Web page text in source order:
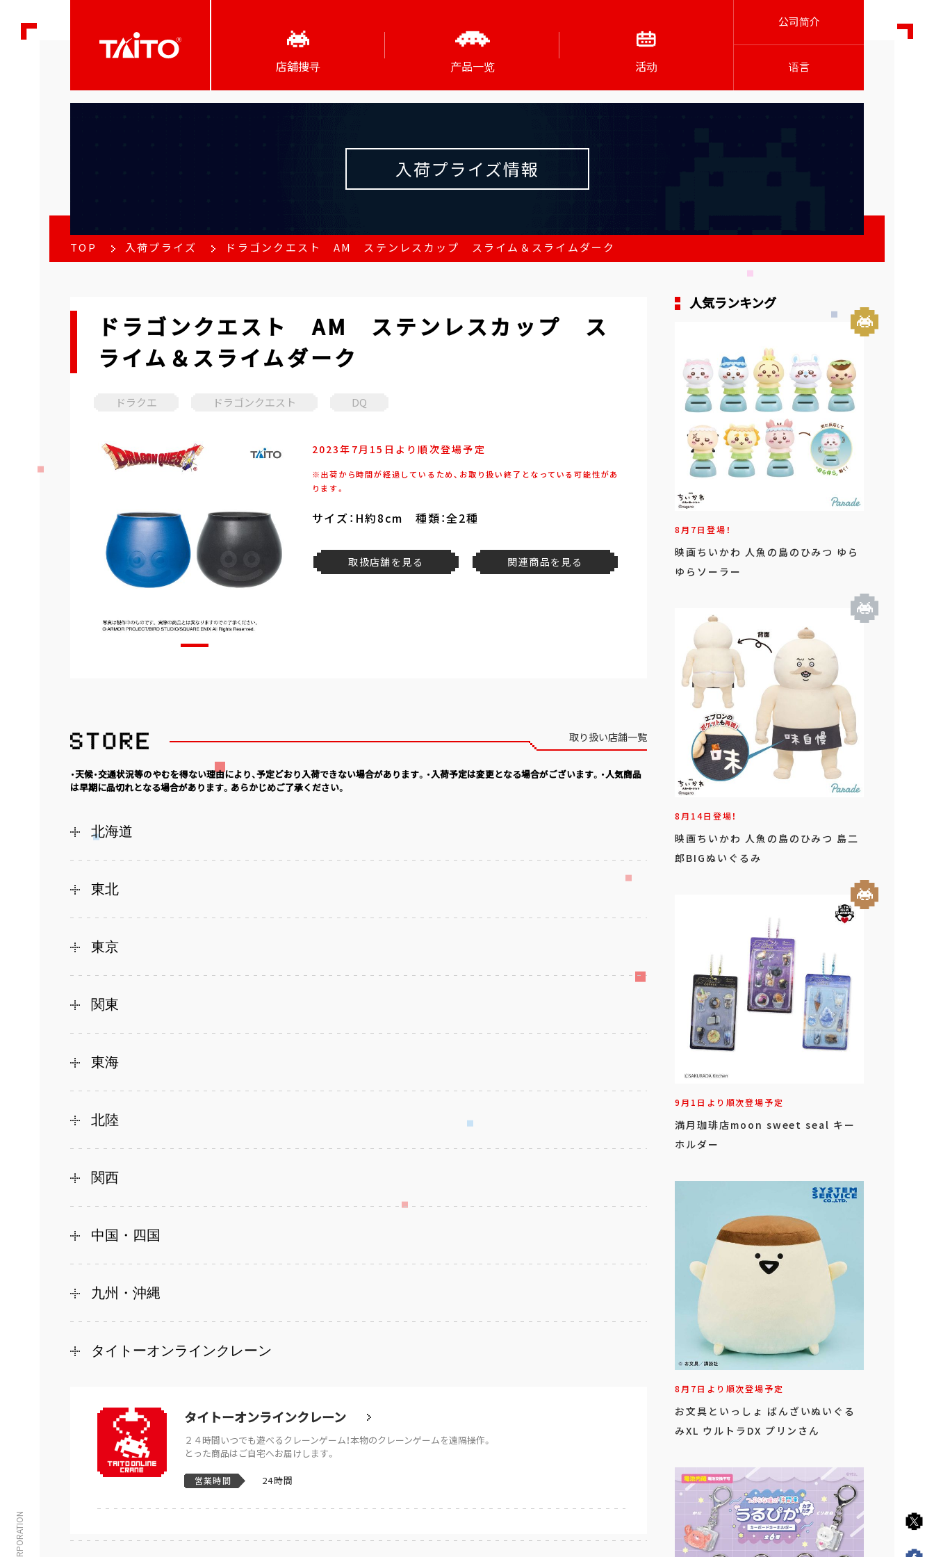
店舖搜寻 产品一览 活动
公司简介
语言
入荷プライズ情報
TOP 入荷プライズ ドラゴンクエスト AM ステンレスカップ スライム＆スライムダーク
ドラゴンクエスト AM ステンレスカップ ス
ライム＆スライムダーク
ドラクエ ドラゴンクエスト DQ
2023年7月15日より順次登場予定
※出荷から時間が経過しているため、お取り扱い終了となっている可能性があ
ります。
サイズ：H約8cm 種類：全2種
取扱店舗を見る 関連商品を見る
取り扱い店舗一覧
・天候・交通状況等のやむを得ない理由により、予定どおり入荷できない場合があります。・入荷予定は変更となる場合がございます。・人気商品
は早期に品切れとなる場合があります。あらかじめご了承ください。
北海道
東北
東京
関東
東海
北陸
関西
中国・四国
九州・沖縄
タイトーオンラインクレーン
タイトーオンラインクレーン
２４時間いつでも遊べるクレーンゲーム！本物のクレーンゲームを遠隔操作。
とった商品はご自宅へお届けします。
営業時間 24時間
人気ランキング
8月7日登場！
映画ちいかわ 人魚の島のひみつ ゆら
ゆらソーラー
8月14日登場！
映画ちいかわ 人魚の島のひみつ 島二
郎BIGぬいぐるみ
9月1日より順次登場予定
満月珈琲店moon sweet seal キー
ホルダー
8月7日より順次登場予定
お文具といっしょ ばんざいぬいぐる
みXL ウルトラDX プリンさん